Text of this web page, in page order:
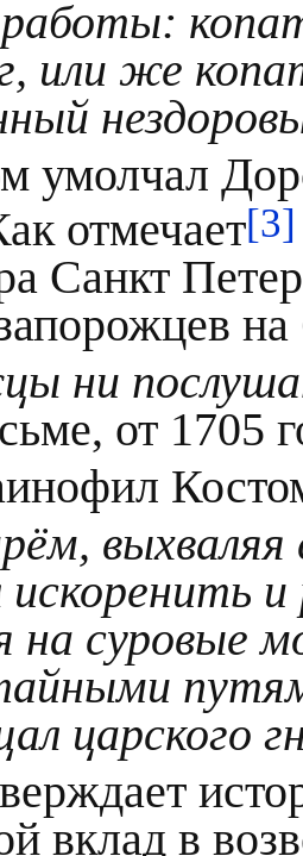
или же
умолчал
отмечает[3]
Санкт
ни
от
искоренить
на суровые
царского
вклад в